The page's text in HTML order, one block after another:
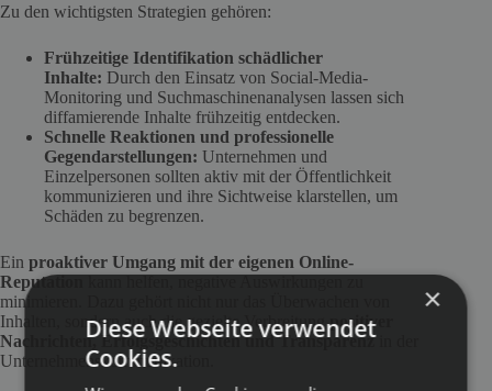
Zu den wichtigsten Strategien gehören:
Frühzeitige Identifikation schädlicher
Inhalte: Durch den Einsatz von Social-Media-
Monitoring und Suchmaschinenanalysen lassen sich
diffamierende Inhalte frühzeitig entdecken.
Schnelle Reaktionen und professionelle
Gegendarstellungen: Unternehmen und
Einzelpersonen sollten aktiv mit der Öffentlichkeit
kommunizieren und ihre Sichtweise klarstellen, um
Schäden zu begrenzen.
Ein proaktiver Umgang mit der eigenen Online-
Reputation
minimieren. Dazu gehört nicht nur das Überwachen von
Inhalten, sondern auch die gezielte Verbreitungpositiver
Nachrichten, Erfolgsgeschichten und Transparenzin der
Unternehmenskommunikation.
×
Diese Webseite verwendet
Cookies.